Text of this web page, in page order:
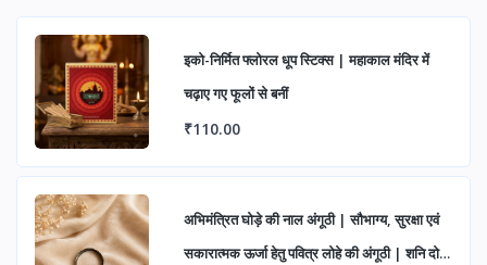
इको-निर्मित फ्लोरल धूप स्टिक्स | महाकाल मंदिर में
चढ़ाए गए फूलों से बनीं
₹110.00
अभिमंत्रित घोड़े की नाल अंगूठी | सौभाग्य, सुरक्षा एवं
सकारात्मक ऊर्जा हेतु पवित्र लोहे की अंगूठी | शनि दोष